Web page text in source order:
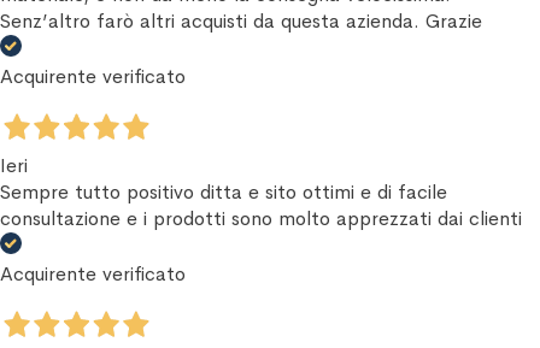
Senz’altro farò altri acquisti da questa azienda. Grazie
Acquirente verificato
Ieri
Sempre tutto positivo ditta e sito ottimi e di facile
consultazione e i prodotti sono molto apprezzati dai clienti
Acquirente verificato